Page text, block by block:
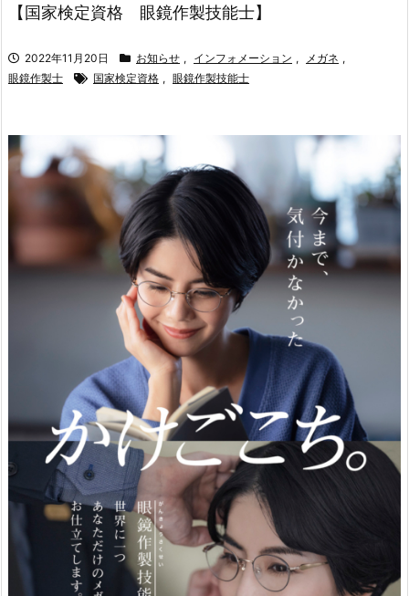
【国家検定資格 眼鏡作製技能士】
2022年11月20日 お知らせ , インフォメーション , メガネ ,
眼鏡作製士
国家検定資格 , 眼鏡作製技能士